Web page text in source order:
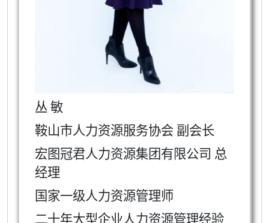
丛 敏
鞍山市人力资源服务协会 副会长
宏图冠君人力资源集团有限公司 总
经理
国家一级人力资源管理师
二十年大型企业人力资源管理经验